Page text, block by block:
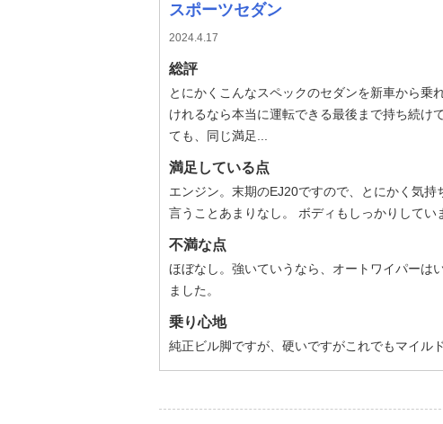
スポーツセダン
2024.4.17
総評
とにかくこんなスペックのセダンを新車から乗
けれるなら本当に運転できる最後まで持ち続け
ても、同じ満足...
満足している点
エンジン。末期のEJ20ですので、とにかく気
言うことあまりなし。 ボディもしっかりしてい
不満な点
ほぼなし。強いていうなら、オートワイパーは
ました。
乗り心地
純正ビル脚ですが、硬いですがこれでもマイル